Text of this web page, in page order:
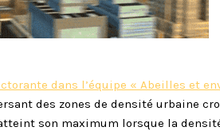
dans l’équipe « Abeilles et
des zones de densité urbaine
son maximum lorsque la